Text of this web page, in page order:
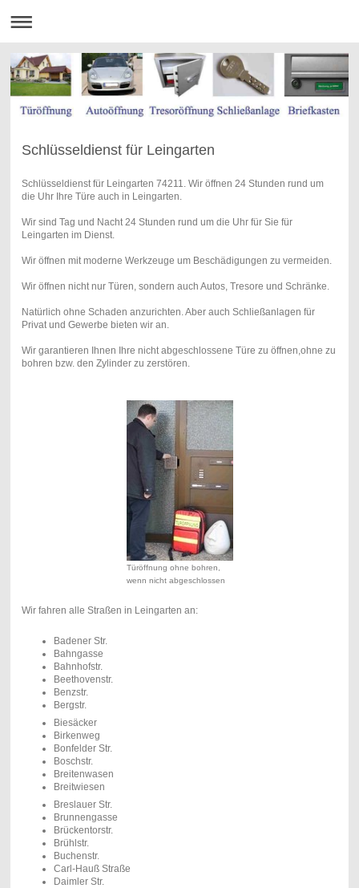
Schlüsseldienst für Leingarten
Schlüsseldienst für Leingarten 74211. Wir öffnen 24 Stunden rund um
die Uhr Ihre Türe auch in Leingarten.
Wir sind Tag und Nacht 24 Stunden rund um die Uhr für Sie für
Leingarten im Dienst.
Wir öffnen mit moderne Werkzeuge um Beschädigungen zu vermeiden.
Wir öffnen nicht nur Türen, sondern auch Autos, Tresore und Schränke.
Natürlich ohne Schaden anzurichten. Aber auch Schließanlagen für
Privat und Gewerbe bieten wir an.
Wir garantieren Ihnen Ihre nicht abgeschlossene Türe zu öffnen,ohne zu
bohren bzw. den Zylinder zu zerstören.
Türöffnung ohne bohren,
wenn nicht abgeschlossen
Wir fahren alle Straßen in Leingarten an:
Badener Str.
Bahngasse
Bahnhofstr.
Beethovenstr.
Benzstr.
Bergstr.
Biesäcker
Birkenweg
Bonfelder Str.
Boschstr.
Breitenwasen
Breitwiesen
Breslauer Str.
Brunnengasse
Brückentorstr.
Brühlstr.
Buchenstr.
Carl-Hauß Straße
Daimler Str.